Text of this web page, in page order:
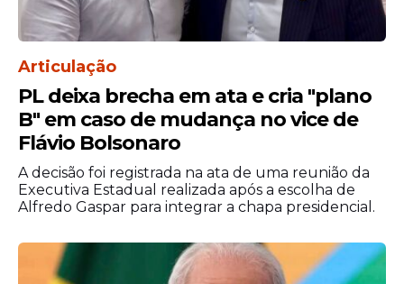
Outro ponto destacado nas petições é a
concentração das verbas na estrutura da
Presidência da República. Conforme o
partido, enquanto a Secom concentrou R$
763 milhões em empenhos no primeiro
semestre deste ano, os demais 38
ministérios somaram aproximadamente R$
203 milhões destinados à publicidade
institucional.
demonstra uma estratégia de
centralização da comunicação
Articulação
PL deixa brecha em ata e cria "plano
B" em caso de mudança no vice de
Flávio Bolsonaro
A decisão foi registrada na ata de uma reunião da
Executiva Estadual realizada após a escolha de
Alfredo Gaspar para integrar a chapa presidencial.